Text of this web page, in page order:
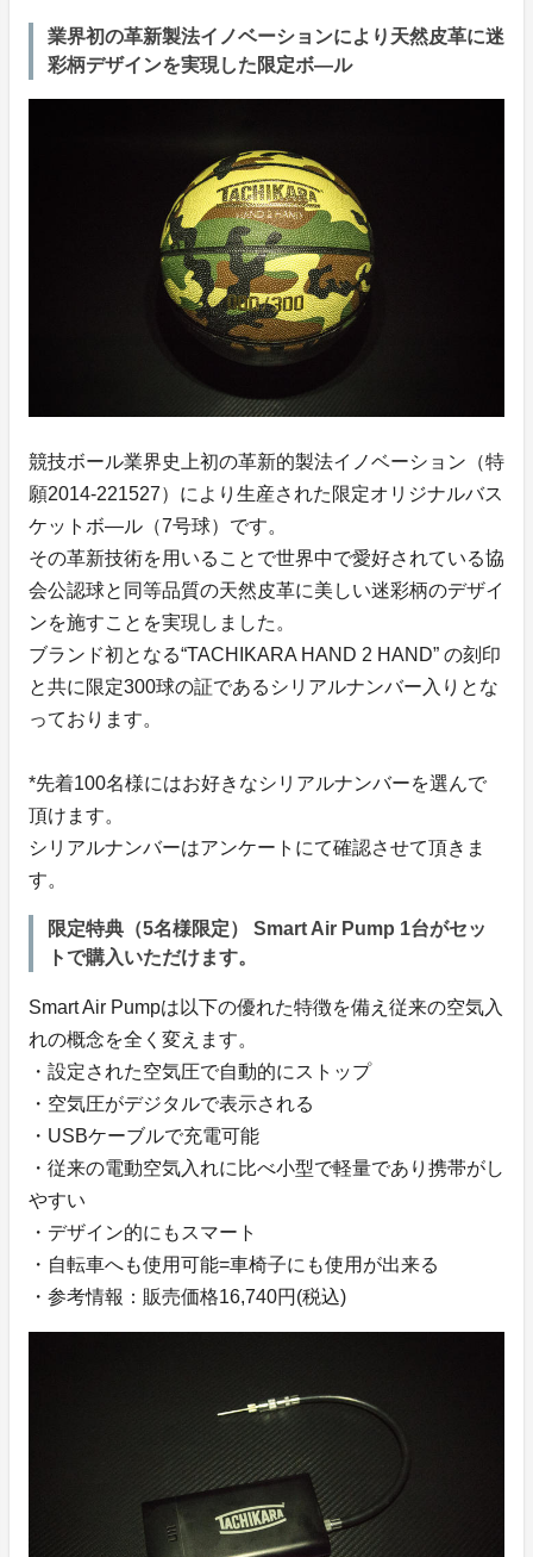
業界初の革新製法イノベーションにより天然皮革に迷
彩柄デザインを実現した限定ボ―ル
競技ボール業界史上初の革新的製法イノベーション（特
願2014-221527）により生産された限定オリジナルバス
ケットボ―ル（7号球）です。
その革新技術を用いることで世界中で愛好されている協
会公認球と同等品質の天然皮革に美しい迷彩柄のデザイ
ンを施すことを実現しました。
ブランド初となる“TACHIKARA HAND 2 HAND” の刻印
と共に限定300球の証であるシリアルナンバー入りとな
っております。
*先着100名様にはお好きなシリアルナンバーを選んで
頂けます。
シリアルナンバーはアンケートにて確認させて頂きま
す。
限定特典（5名様限定） Smart Air Pump 1台がセッ
トで購入いただけます。
Smart Air Pumpは以下の優れた特徴を備え従来の空気入
れの概念を全く変えます。
・設定された空気圧で自動的にストップ
・空気圧がデジタルで表示される
・USBケーブルで充電可能
・従来の電動空気入れに比べ小型で軽量であり携帯がし
やすい
・デザイン的にもスマート
・自転車へも使用可能=車椅子にも使用が出来る
・参考情報：販売価格16,740円(税込)